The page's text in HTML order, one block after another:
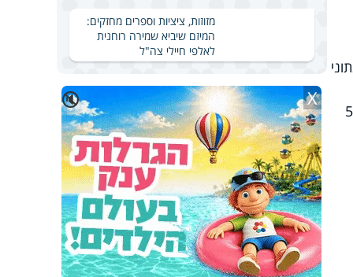
ונרשמו למעלה מ-59
מזוזות, ציציות וספרים מחזקים:
המיזם שיביא שמירה רוחנית
לאלפי חיילי צה"ל
🔇 X